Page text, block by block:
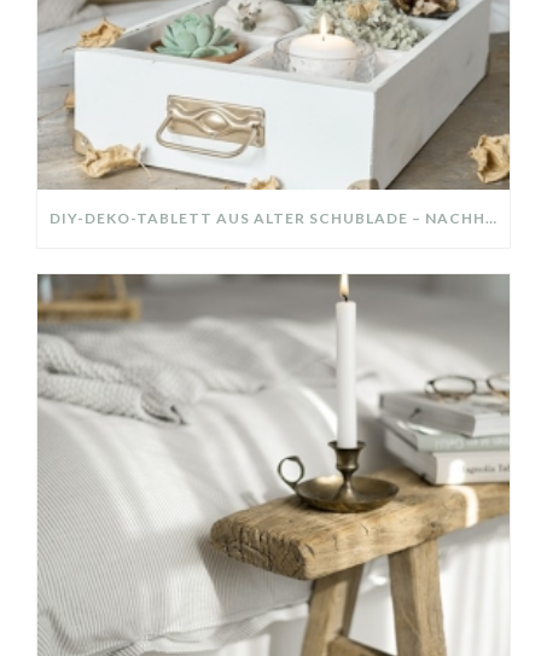
DIY-DEKO-TABLETT AUS ALTER SCHUBLADE – NACHHALTIGE HERBSTDEKO SELBER MACHEN!